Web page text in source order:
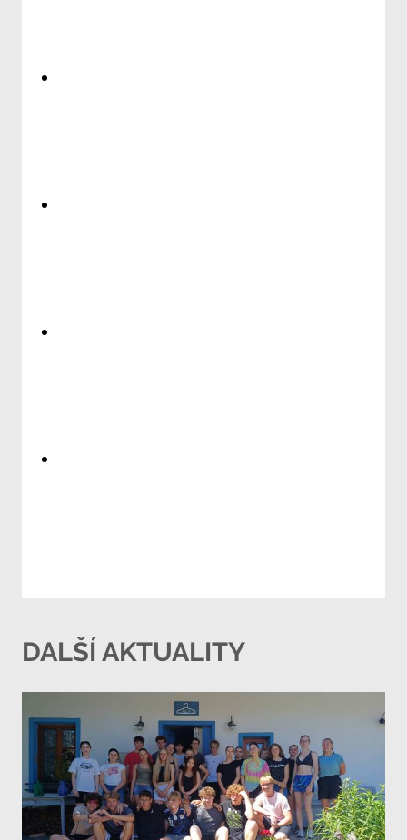
DALŠÍ AKTUALITY